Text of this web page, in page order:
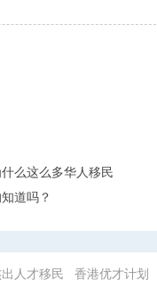
么这么多华人移民
道吗？
人才移民 香港优才计划